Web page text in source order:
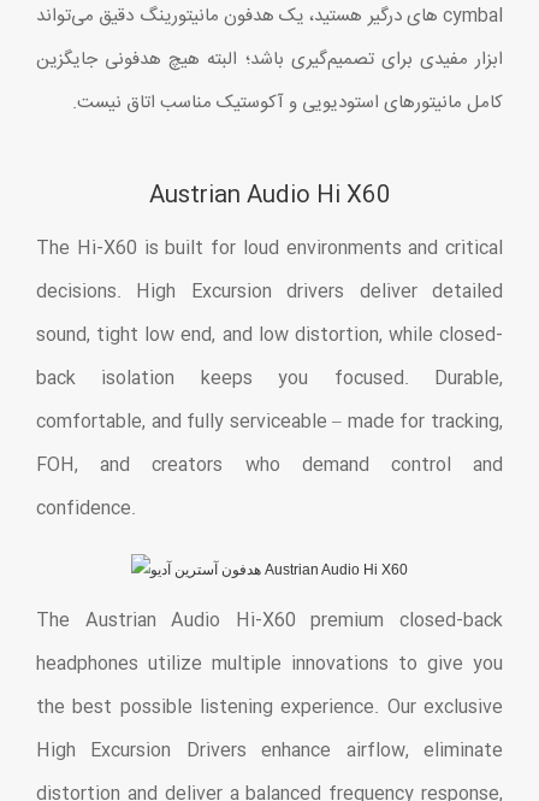
cymbal های درگیر هستید، یک هدفون مانیتورینگ دقیق می‌تواند
ابزار مفیدی برای تصمیم‌گیری باشد؛ البته هیچ هدفونی جایگزین
کامل مانیتورهای استودیویی و آکوستیک مناسب اتاق نیست.
Austrian Audio Hi X60
The Hi-X60 is built for loud environments and critical
decisions. High Excursion drivers deliver detailed
sound, tight low end, and low distortion, while closed-
back isolation keeps you focused. Durable,
comfortable, and fully serviceable – made for tracking,
FOH, and creators who demand control and
confidence.
The Austrian Audio Hi-X60 premium closed-back
headphones utilize multiple innovations to give you
the best possible listening experience. Our exclusive
High Excursion Drivers enhance airflow, eliminate
distortion and deliver a balanced frequency response,